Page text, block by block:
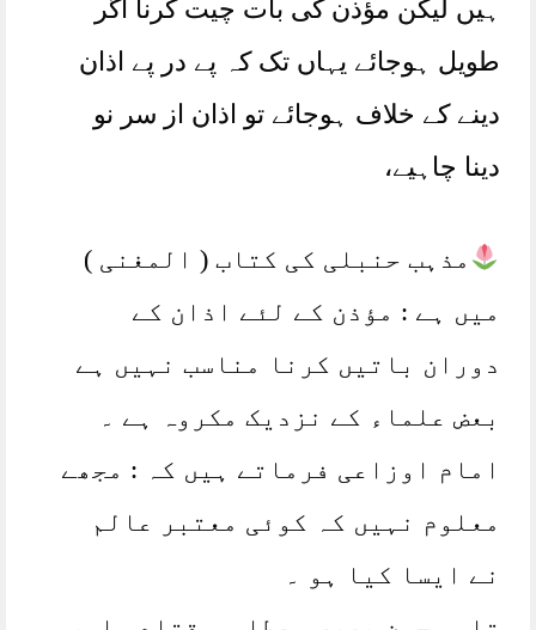
ہیں لیکن مؤذن کی بات چیت کرنا اگر
طویل ہوجائے یہاں تک کہ پے در پے اذان
دینے کے خلاف ہوجائے تو اذان از سر نو
دینا چاہیے،
مذہب حنبلی کی کتاب ( المغنی )
میں ہے : مؤذن کے لئے اذان کے
دوران باتیں کرنا مناسب نہیں ہے
بعض علماء کے نزدیک مکروہ ہے ۔
امام اوزاعی فرماتے ہیں کہ : مجھے
معلوم نہیں کہ کوئی معتبر عالم
نے ایسا کیا ہو ۔